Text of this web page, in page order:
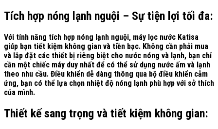
Tích hợp nóng lạnh nguội – Sự tiện lợi tối đa:
Với tính năng tích hợp nóng lạnh nguội, máy lọc nước Katisa
giúp bạn tiết kiệm không gian và tiền bạc. Không cần phải mua
và lắp đặt các thiết bị riêng biệt cho nước nóng và lạnh, bạn chỉ
cần một chiếc máy duy nhất để có thể sử dụng nước ấm và lạnh
theo nhu cầu. Điều khiển dễ dàng thông qua bộ điều khiển cảm
ứng, bạn có thể lựa chọn nhiệt độ nóng lạnh phù hợp với sở thích
của mình.
Thiết kế sang trọng và tiết kiệm không gian: